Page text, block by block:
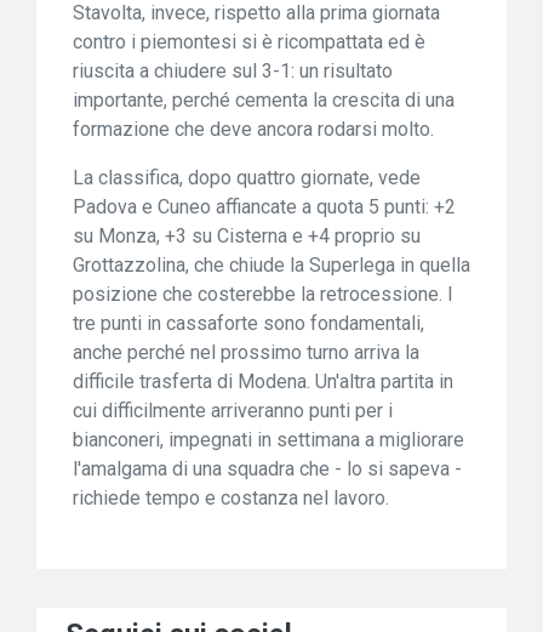
Stavolta, invece, rispetto alla prima giornata
contro i piemontesi si è ricompattata ed è
riuscita a chiudere sul 3-1: un risultato
importante, perché cementa la crescita di una
formazione che deve ancora rodarsi molto.
La classifica, dopo quattro giornate, vede
Padova e Cuneo affiancate a quota 5 punti: +2
su Monza, +3 su Cisterna e +4 proprio su
Grottazzolina, che chiude la Superlega in quella
posizione che costerebbe la retrocessione. I
tre punti in cassaforte sono fondamentali,
anche perché nel prossimo turno arriva la
difficile trasferta di Modena. Un'altra partita in
cui difficilmente arriveranno punti per i
bianconeri, impegnati in settimana a migliorare
l'amalgama di una squadra che - lo si sapeva -
richiede tempo e costanza nel lavoro.